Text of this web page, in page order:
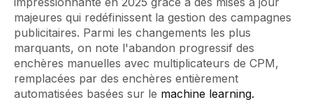
majeures qui redéfinissent la gestion des campagnes
publicitaires. Parmi les changements les plus
marquants, on note l'abandon progressif des
enchères manuelles avec multiplicateurs de CPM,
remplacées par des enchères entièrement
automatisées basées sur le machine learning.